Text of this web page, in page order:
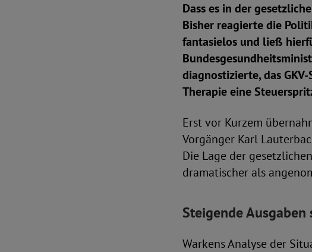
Dass es in der
Bisher reagierte die
fantasielos und ließ
diagnostizierte, das
Therapie eine
Erst vor Kurzem
Vorgänger Karl
Die Lage der
dramatischer als
Steigende
Warkens Analyse der